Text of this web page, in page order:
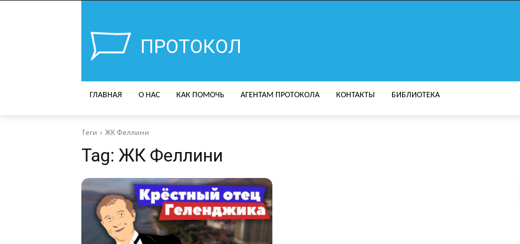
ПРОТОКОЛ
ГЛАВНАЯ О НАС КАК ПОМОЧЬ АГЕНТАМ ПРОТОКОЛА КОНТАКТЫ БИБЛИОТЕКА
Теги ЖК Феллини
Tag: ЖК Феллини